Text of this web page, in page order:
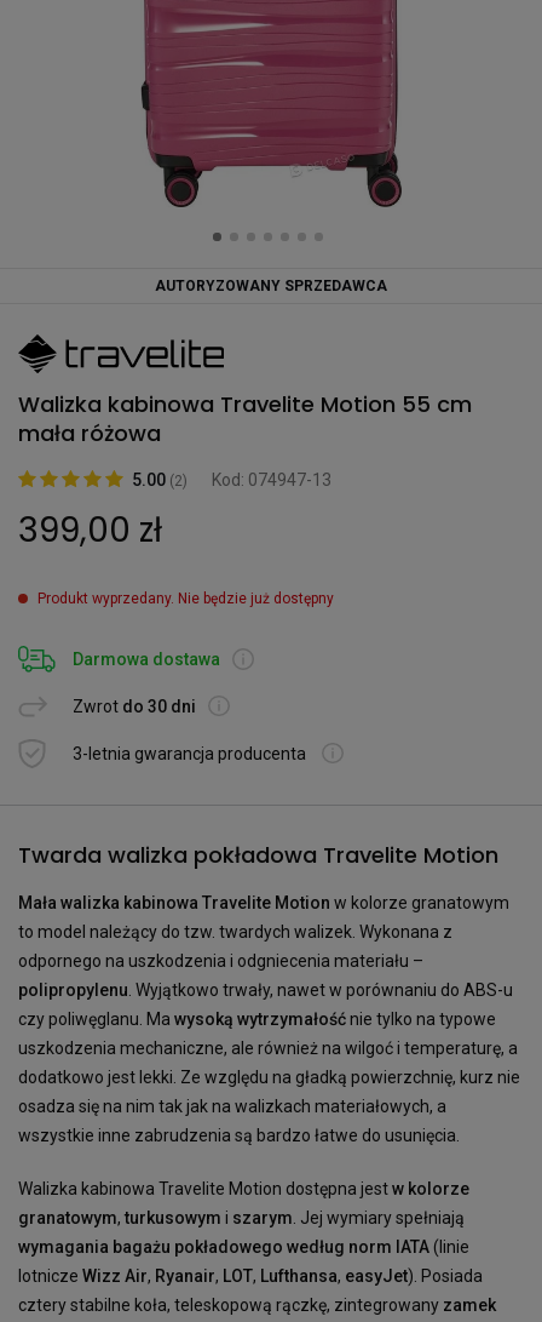
AUTORYZOWANY SPRZEDAWCA
Walizka kabinowa Travelite Motion 55 cm
mała różowa
5.00 (2) Kod: 074947-13
399,00 zł
Produkt wyprzedany. Nie będzie już dostępny
Darmowa dostawa
Zwrot do 30 dni
3-letnia gwarancja producenta
Twarda walizka pokładowa Travelite Motion
Mała walizka kabinowa Travelite Motion w kolorze granatowym
to model należący do tzw. twardych walizek. Wykonana z
odpornego na uszkodzenia i odgniecenia materiału –
polipropylenu . Wyjątkowo trwały, nawet w porównaniu do ABS-u
czy poliwęglanu. Ma wysoką wytrzymałośćnie tylko na typowe
uszkodzenia mechaniczne, ale również na wilgoć i temperaturę, a
dodatkowo jest lekki. Ze względu na gładką powierzchnię, kurz nie
osadza się na nim tak jak na walizkach materiałowych, a
wszystkie inne zabrudzenia są bardzo łatwe do usunięcia.
Walizka kabinowa Travelite Motion dostępna jestw kolorze
granatowym,turkusowym i szarym . Jej wymiary spełniają
wymagania bagażu pokładowego według norm IATA(linie
lotnicze Wizz Air, Ryanair, LOT, Lufthansa, easyJet). Posiada
cztery stabilne koła, teleskopową rączkę, zintegrowany zamek